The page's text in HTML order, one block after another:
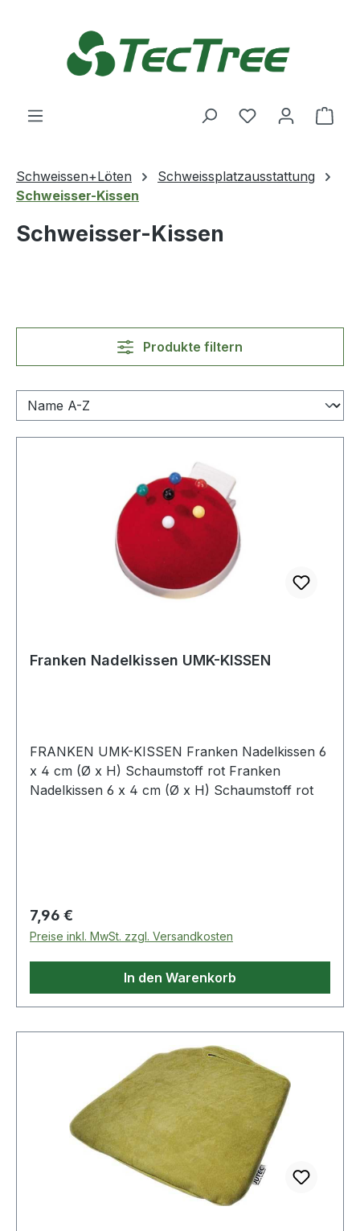
Du hast 0
Schweissen+Löten
Schweissplatzausstattung
Schweisser-Kissen
Schweisser-Kissen
Produkte filtern
Franken Nadelkissen UMK-KISSEN
FRANKEN UMK-KISSEN Franken Nadelkissen 6
x 4 cm (Ø x H) Schaumstoff rot Franken
Nadelkissen 6 x 4 cm (Ø x H) Schaumstoff rot
Regulärer Preis:
7,96 €
Preise inkl. MwSt. zzgl. Versandkosten
In den Warenkorb